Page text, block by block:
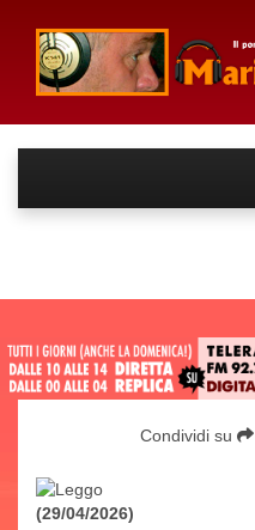
Condividi su
(29/04/2026)